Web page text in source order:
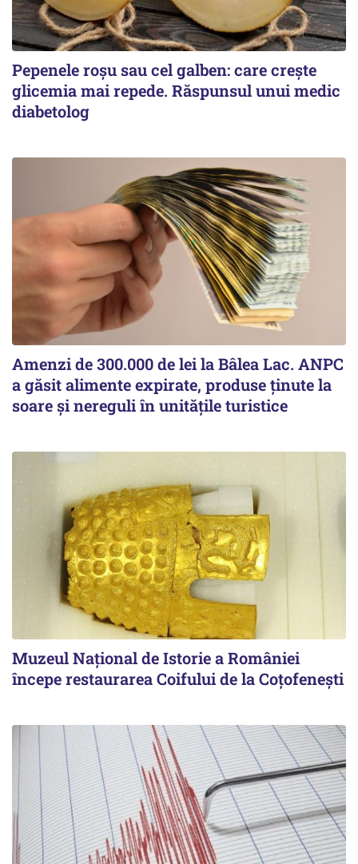
Pepenele roșu sau cel galben: care crește
glicemia mai repede. Răspunsul unui medic
diabetolog
Amenzi de 300.000 de lei la Bâlea Lac. ANPC
a găsit alimente expirate, produse ținute la
soare și nereguli în unitățile turistice
Muzeul Național de Istorie a României
începe restaurarea Coifului de la Coțofenești